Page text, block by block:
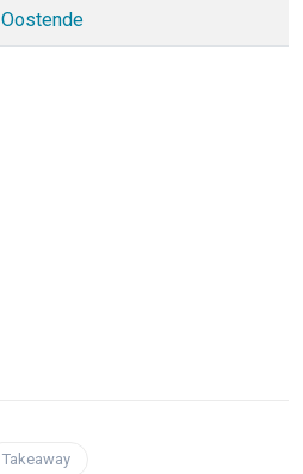
Oostende
Takeaway